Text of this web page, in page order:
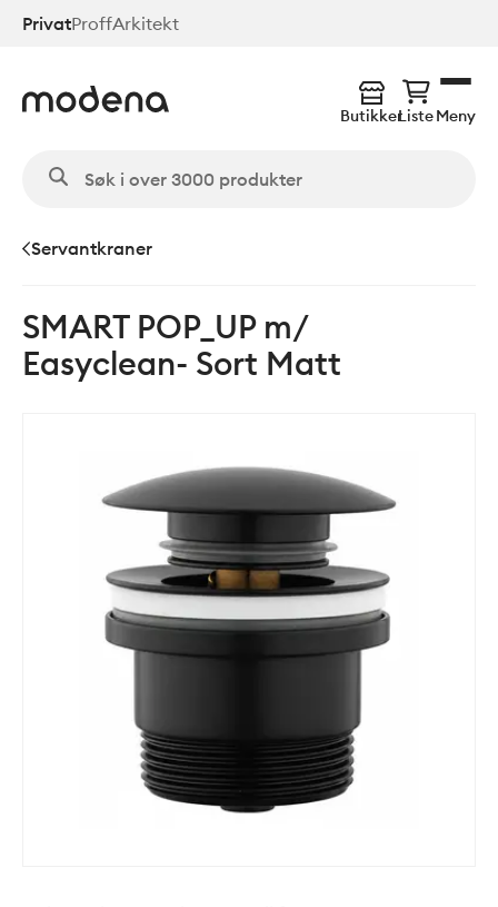
Hopp
PrivatProffArkitekt
ButikkerListeMeny
Servantkraner
SMART POP_UP m/
Easyclean- Sort Matt